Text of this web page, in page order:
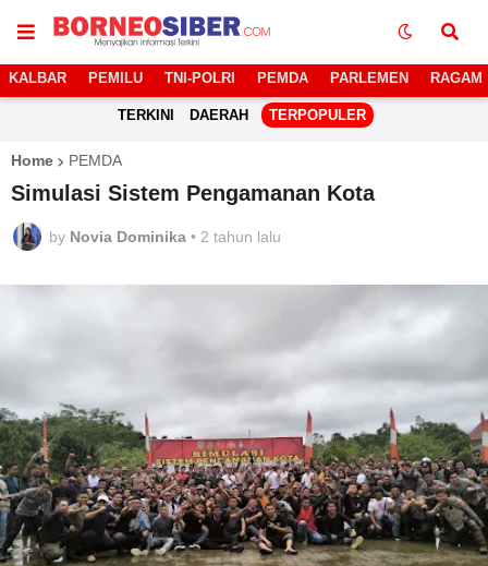
KALBAR PEMILU TNI-POLRI PEMDA PARLEMEN RAGAM
TERKINI DAERAH TERPOPULER
Home PEMDA
Simulasi Sistem Pengamanan Kota
by Novia Dominika • 2 tahun lalu